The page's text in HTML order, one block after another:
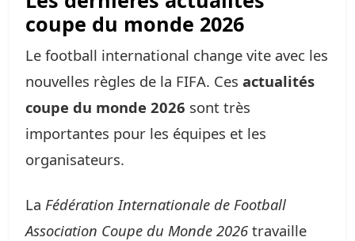
coupe du monde 2026
Le football international change vite avec les
nouvelles règles de la FIFA. Ces actualités
coupe du monde 2026 sont très
importantes pour les équipes et les
organisateurs.
La Fédération Internationale de Football
Association Coupe du Monde 2026 travaille